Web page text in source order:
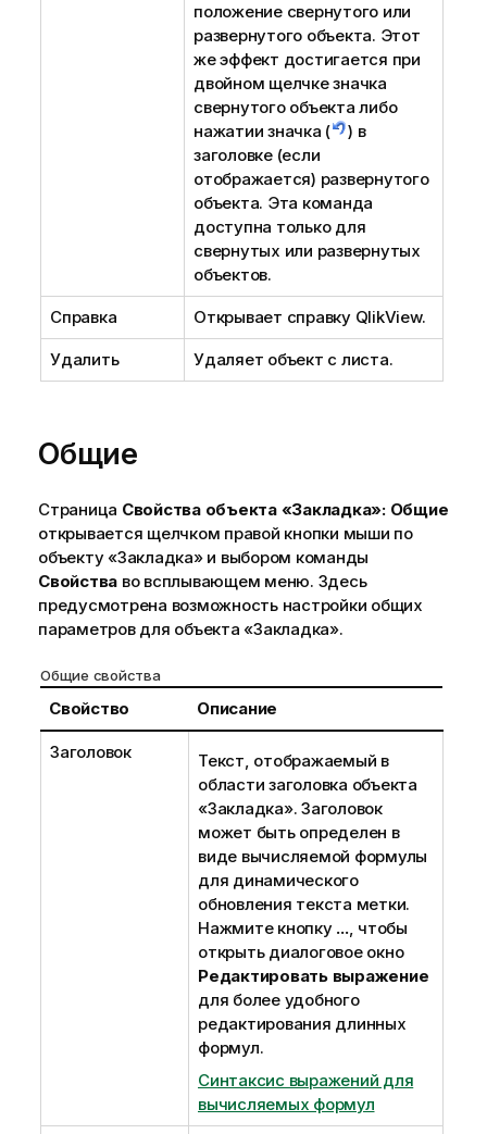
положение свернутого или
развернутого объекта. Этот
же эффект достигается при
двойном щелчке значка
свернутого объекта либо
нажатии значка (
) в
заголовке (если
отображается) развернутого
объекта. Эта команда
доступна только для
свернутых или развернутых
объектов.
Справка Открывает справку QlikView.
Удалить Удаляет объект с листа.
Общие
Страница Свойства объекта «Закладка»: Общие
открывается щелчком правой кнопки мыши по
объекту «Закладка» и выбором команды
Свойства во всплывающем меню. Здесь
предусмотрена возможность настройки общих
параметров для объекта «Закладка».
Общие свойства
Свойство Описание
Заголовок
Текст, отображаемый в
области заголовка объекта
«Закладка». Заголовок
может быть определен в
виде вычисляемой формулы
для динамического
обновления текста метки.
Нажмите кнопку ..., чтобы
открыть диалоговое окно
Редактировать выражение
для более удобного
редактирования длинных
формул.
Синтаксис выражений для
вычисляемых формул